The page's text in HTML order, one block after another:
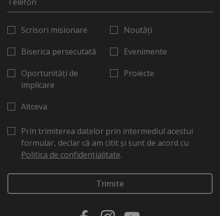
Scrisori misionare
Biserica persecutată
Oportunități de
implicare
Noutăți
Evenimente
Proiecte
Altceva
Prin trimiterea datelor prin intermediul acestui
formular, declar că am citit și sunt de acord cu
Politica de confidențialitate.